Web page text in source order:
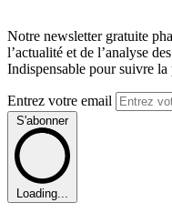
Notre newsletter gratuite
l’actualité et de l’analyse
Indispensable pour suivre
Entrez votre email
S'abonner
Loading...